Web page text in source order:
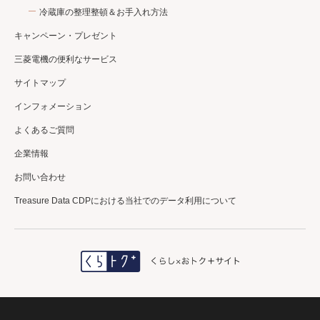
＼三菱電機公式／
エアコンクリーニング
10%OFF✨
冷蔵庫の整理整頓＆お手入れ方法
キャンペーン・プレゼント
三菱電機の便利なサービス
サイトマップ
インフォメーション
よくあるご質問
企業情報
お問い合わせ
Treasure Data CDPにおける当社でのデータ利用について